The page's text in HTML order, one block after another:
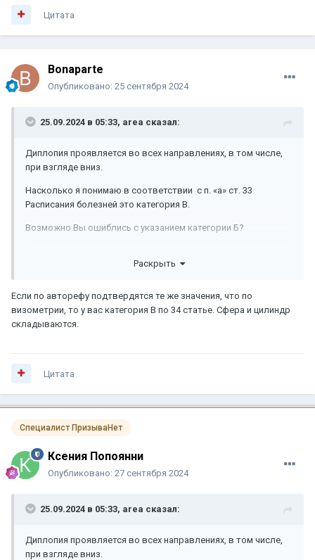
Цитата
Bonaparte
Опубликовано: 25 сентября 2024
25.09.2024 в 05:33, area сказал:
Диплопия проявляется во всех направлениях, в том числе,
при взгляде вниз.
Насколько я понимаю в соответствии с п. «а» ст. 33
Расписания болезней это категория В.
Возможно Вы ошиблись с указанием категории Б?
Раскрыть
Если по авторефу подтвердятся те же значения, что по
визометрии, то у вас категория В по 34 статье. Сфера и цилиндр
складываются.
Цитата
Специалист ПризываНет
Ксения Попоянни
Опубликовано: 27 сентября 2024
25.09.2024 в 05:33, area сказал:
Диплопия проявляется во всех направлениях, в том числе,
при взгляде вниз.